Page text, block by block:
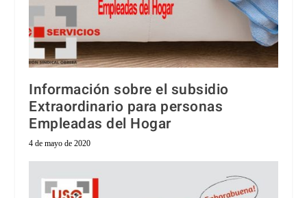
Información sobre el subsidio
Extraordinario para personas
Empleadas del Hogar
4 de mayo de 2020